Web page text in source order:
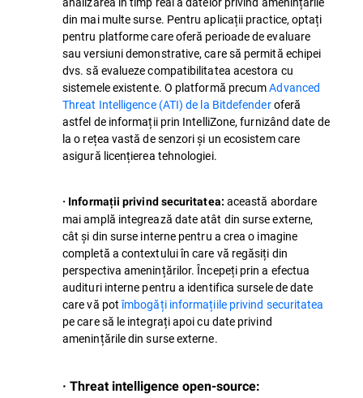
din mai multe surse. Pentru aplicații practice, optați
pentru platforme care oferă perioade de evaluare
sau versiuni demonstrative, care să permită echipei
dvs. să evalueze compatibilitatea acestora cu
sistemele existente. O platformă precumAdvanced
Threat Intelligence (ATI) de la Bitdefenderoferă
astfel de informații prin IntelliZone, furnizând date de
la o rețea vastă de senzori și un ecosistem care
asigură licențierea tehnologiei.
· Informații privind securitatea: această abordare
mai amplă integrează date atât din surse externe,
cât și din surse interne pentru a crea o imagine
completă a contextului în care vă regăsiți din
perspectiva amenințărilor. Începeți prin a efectua
audituri interne pentru a identifica sursele de date
care vă potîmbogăți informațiile privind securitatea
pe care să le integrați apoi cu date privind
amenințările din surse externe.
· Threat intelligence open-source: